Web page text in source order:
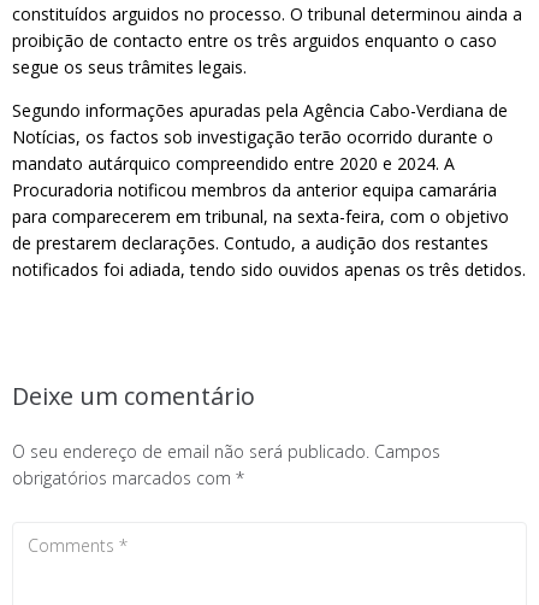
constituídos arguidos no processo. O tribunal determinou ainda a
proibição de contacto entre os três arguidos enquanto o caso
segue os seus trâmites legais.
Segundo informações apuradas pela Agência Cabo-Verdiana de
Notícias, os factos sob investigação terão ocorrido durante o
mandato autárquico compreendido entre 2020 e 2024. A
Procuradoria notificou membros da anterior equipa camarária
para comparecerem em tribunal, na sexta-feira, com o objetivo
de prestarem declarações. Contudo, a audição dos restantes
notificados foi adiada, tendo sido ouvidos apenas os três detidos.
Deixe um comentário
O seu endereço de email não será publicado. Campos
obrigatórios marcados com *